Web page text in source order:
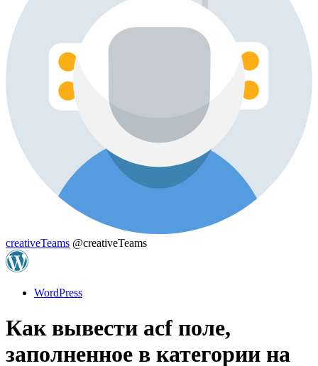
creativeTeams @creativeTeams
WordPress
Как вывести acf поле,
заполненное в категории на